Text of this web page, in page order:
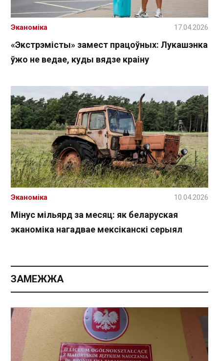
«Экстрэмісты» замест працоўных: Лукашэнка
ўжо не ведае, куды вядзе краіну
Эканоміка 17.04.2026
Мінус мільярд за месяц: як беларуская
эканоміка нагадвае мексіканскі серыял
Эканоміка 10.04.2026
ЗАМЕЖЖА